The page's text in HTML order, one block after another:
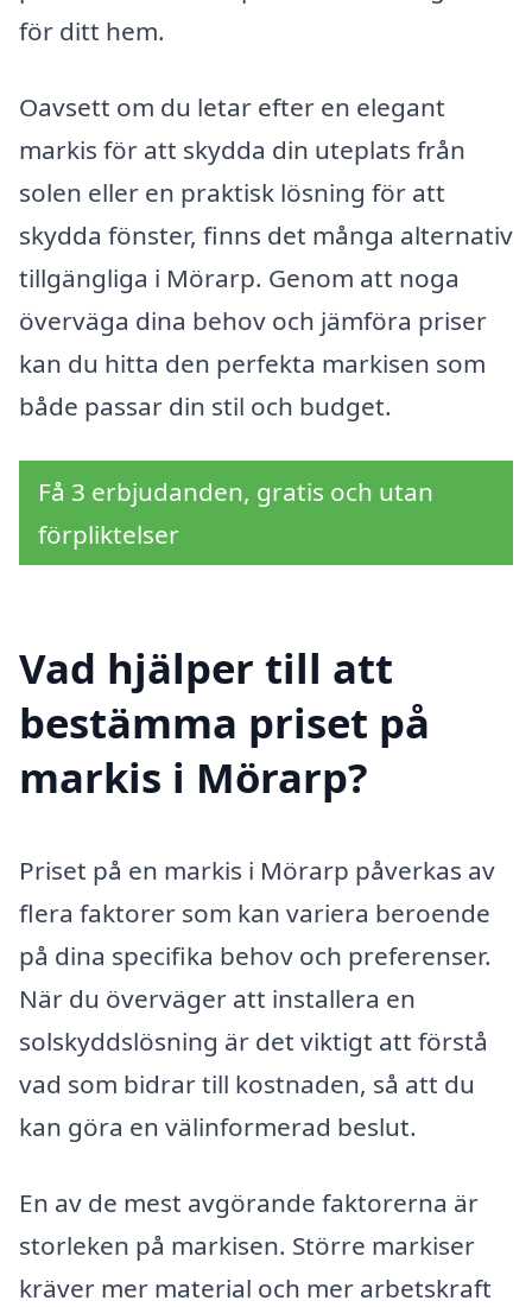
för ditt hem.
Oavsett om du letar efter en elegant
markis för att skydda din uteplats från
solen eller en praktisk lösning för att
skydda fönster, finns det många alternativ
tillgängliga i Mörarp. Genom att noga
överväga dina behov och jämföra priser
kan du hitta den perfekta markisen som
både passar din stil och budget.
Få 3 erbjudanden, gratis och utan
förpliktelser
Vad hjälper till att
bestämma priset på
markis i Mörarp?
Priset på en markis i Mörarp påverkas av
flera faktorer som kan variera beroende
på dina specifika behov och preferenser.
När du överväger att installera en
solskyddslösning är det viktigt att förstå
vad som bidrar till kostnaden, så att du
kan göra en välinformerad beslut.
En av de mest avgörande faktorerna är
storleken på markisen. Större markiser
kräver mer material och mer arbetskraft